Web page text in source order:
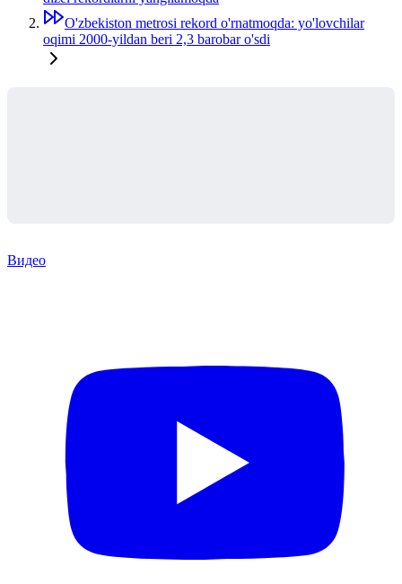
O'zbekiston metrosi rekord o'rnatmoqda: yo'lovchilar
oqimi 2000-yildan beri 2,3 barobar o'sdi
Видео